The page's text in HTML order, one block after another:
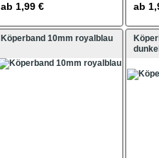
ab 1,99 € ab
Köperband 10mm royalblau